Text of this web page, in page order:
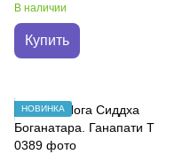
В наличии
Купить
НОВИНКА